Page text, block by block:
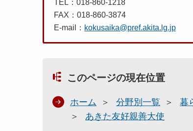
TEL：018-860-1218
FAX：018-860-3874
E-mail： kokusaika@pref.akita.lg.jp
このページの現在位置
ホーム 分野別一覧 暮
あきた友好親善大使